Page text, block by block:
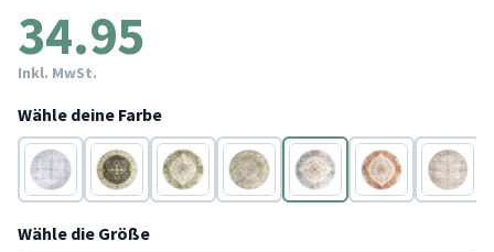
34.95
Inkl. MwSt.
Wähle deine Farbe
Weiß TerracottaTerracottaTerracottaTerracottaTerracotta
Wähle die Größe